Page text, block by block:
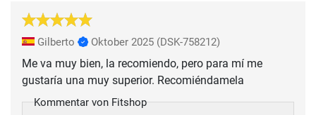
Gilberto Oktober 2025 (DSK-758212)
Me va muy bien, la recomiendo, pero para mí me
gustaría una muy superior. Recomiéndamela
Kommentar von Fitshop